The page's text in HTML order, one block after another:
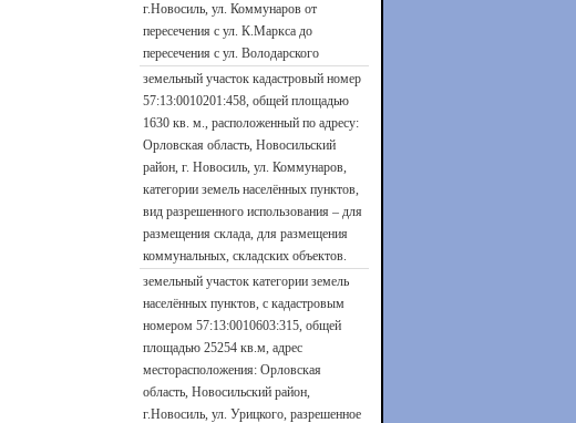
г.Новосиль, ул. Коммунаров от
пересечения с ул. К.Маркса до
пересечения с ул. Володарского
земельный участок кадастровый номер
57:13:0010201:458, общей площадью
1630 кв. м., расположенный по адресу:
Орловская область, Новосильский
район, г. Новосиль, ул. Коммунаров,
категории земель населённых пунктов,
вид разрешенного использования – для
размещения склада, для размещения
коммунальных, складских объектов.
земельный участок категории земель
населённых пунктов, с кадастровым
номером 57:13:0010603:315, общей
площадью 25254 кв.м, адрес
месторасположения: Орловская
область, Новосильский район,
г.Новосиль, ул. Урицкого, разрешенное